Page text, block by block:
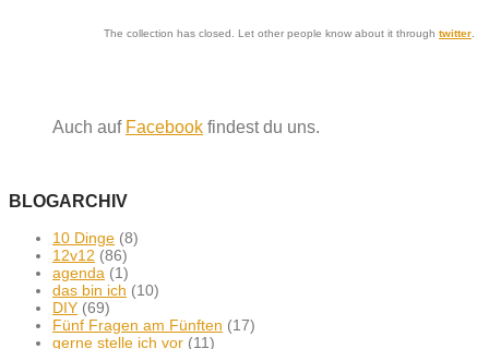
The collection has closed. Let other people know about it through twitter
Auch auf Facebook findest du uns.
BLOGARCHIV
10 Dinge (8)
12v12 (86)
agenda (1)
das bin ich (10)
DIY (69)
Fünf Fragen am Fünften (17)
gerne stelle ich vor (11)